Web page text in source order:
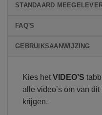
STANDAARD
FAQ'S
GEBRUIKSAANWIJZING
Kies het VIDEO’S
alle video’s om van
krijgen.